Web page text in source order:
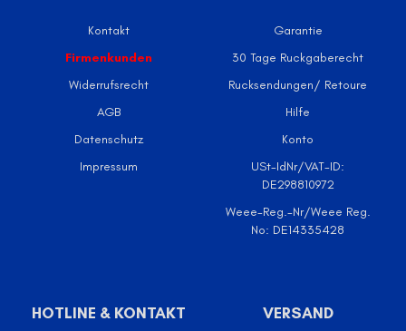
Kontakt
Firmenkunden
Widerrufsrecht
AGB
Datenschutz
Impressum
Garantie
30 Tage Ruckgaberecht
Rucksendungen/ Retoure
Hilfe
Konto
USt-IdNr/VAT-ID:
DE298810972
Weee-Reg.-Nr/Weee Reg.
No: DE14335428
HOTLINE & KONTAKT VERSAND